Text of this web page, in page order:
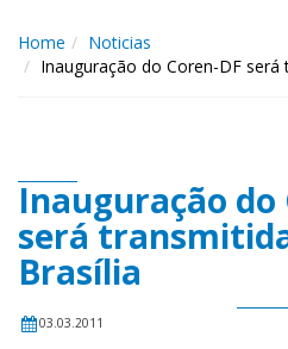
Home
Noticias
Inauguração do Coren-DF será
Inauguração do
será
Brasília
03.03.2011